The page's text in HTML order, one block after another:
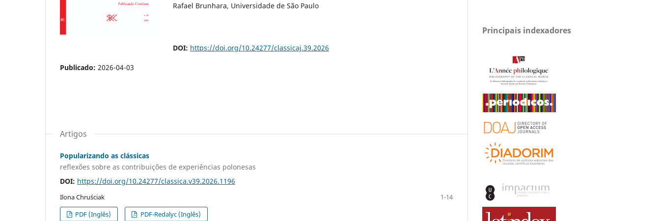
Rafael Brunhara, Universidade de São Paulo
DOI: https://doi.org/10.24277/classicaj.39.2026
Publicado: 2026-04-03
Artigos
Popularizando as clássicas
reflexões sobre as contribuições de experiências polonesas
DOI: https://doi.org/10.24277/classica.v39.2026.1196
Ilona Chruściak
1-14
PDF (Inglês)
PDF-Redalyc (Inglês)
Principais indexadores